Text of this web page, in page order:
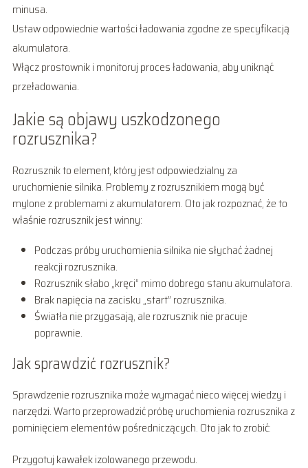
minusa.
Ustaw odpowiednie wartości ładowania zgodne ze specyfikacją
akumulatora.
Włącz prostownik i monitoruj proces ładowania, aby uniknąć
przeładowania.
Jakie są objawy uszkodzonego
rozrusznika?
Rozrusznik to element, który jest odpowiedzialny za
uruchomienie silnika. Problemy z rozrusznikiem mogą być
mylone z problemami z akumulatorem. Oto jak rozpoznać, że to
właśnie rozrusznik jest winny:
Podczas próby uruchomienia silnika nie słychać żadnej
reakcji rozrusznika.
Rozrusznik słabo „kręci” mimo dobrego stanu akumulatora.
Brak napięcia na zacisku „start” rozrusznika.
Światła nie przygasają, ale rozrusznik nie pracuje
poprawnie.
Jak sprawdzić rozrusznik?
Sprawdzenie rozrusznika może wymagać nieco więcej wiedzy i
narzędzi. Warto przeprowadzić próbę uruchomienia rozrusznika z
pominięciem elementów pośredniczących. Oto jak to zrobić:
Przygotuj kawałek izolowanego przewodu.